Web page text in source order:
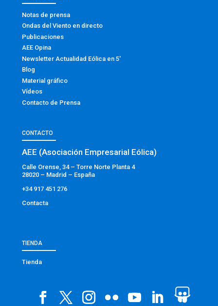
Notas de prensa
Ondas del Viento en directo
Publicaciones
AEE Opina
Newsletter Actualidad Eólica en 5′
Blog
Material gráfico
Vídeos
Contacto de Prensa
CONTACTO
AEE (Asociación Empresarial Eólica)
Calle Orense, 34 – Torre Norte Planta 4
28020 – Madrid – España
+34 917 451 276
Contacta
TIENDA
Tienda